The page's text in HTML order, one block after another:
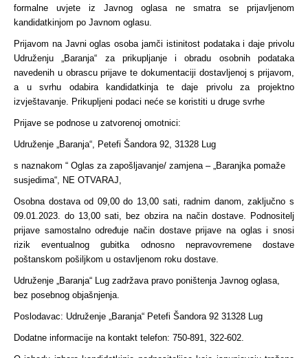
formalne uvjete iz Javnog oglasa ne smatra se prijavljenom
kandidatkinjom po Javnom oglasu.
Prijavom na Javni oglas osoba jamči istinitost podataka i daje privolu
Udruženju „Baranja“ za prikupljanje i obradu osobnih podataka
navedenih u obrascu prijave te dokumentaciji dostavljenoj s prijavom,
a u svrhu odabira kandidatkinja te daje privolu za projektno
izvještavanje. Prikupljeni podaci neće se koristiti u druge svrhe
Prijave se podnose u zatvorenoj omotnici:
Udruženje „Baranja“, Petefi Šandora 92, 31328 Lug
s naznakom “ Oglas za zapošljavanje/ zamjena – „Baranjka pomaže
susjedima“, NE OTVARAJ,
Osobna dostava od 09,00 do 13,00 sati, radnim danom, zaključno s
09.01.2023. do 13,00 sati, bez obzira na način dostave. Podnositelj
prijave samostalno određuje način dostave prijave na oglas i snosi
rizik eventualnog gubitka odnosno nepravovremene dostave
poštanskom pošiljkom u ostavljenom roku dostave.
Udruženje „Baranja“ Lug zadržava pravo poništenja Javnog oglasa,
bez posebnog objašnjenja.
Poslodavac: Udruženje „Baranja“ Petefi Šandora 92 31328 Lug
Dodatne informacije na kontakt telefon: 750-891, 322-602.